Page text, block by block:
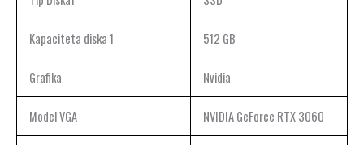
Kapaciteta diska 1 512 GB
Grafika Nvidia
Model VGA NVIDIA GeForce RTX 3060